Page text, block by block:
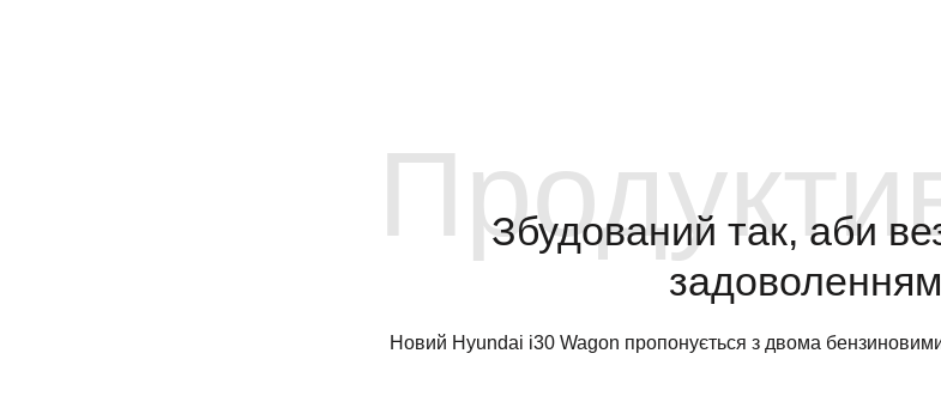
Збудований так, аби
Новий Hyundai i30 Wagon пропонується з двома